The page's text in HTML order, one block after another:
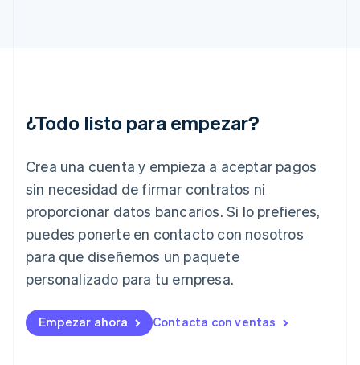
¿Todo listo para empezar?
Crea una cuenta y empieza a aceptar pagos
sin necesidad de firmar contratos ni
proporcionar datos bancarios. Si lo prefieres,
puedes ponerte en contacto con nosotros
para que diseñemos un paquete
personalizado para tu empresa.
Empezar ahora Contacta con ventas
Irlanda
Italia
English
Japón
日本語English
Letonia
Liechtenstein
DeutschEnglish
English
Luxemburgo